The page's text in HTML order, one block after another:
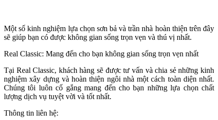
Một số kinh nghiệm lựa chọn sơn bả và trần nhà hoàn thiện trên đây
sẽ giúp bạn có được không gian sống trọn vẹn và thú vị nhất.
Real Classic: Mang đến cho bạn không gian sống trọn vẹn nhất
Tại Real Classic, khách hàng sẽ được tư vấn và chia sẻ những kinh
nghiệm xây dựng và hoàn thiện ngôi nhà một cách toàn diện nhất.
Chúng tôi luôn cố gắng mang đến cho bạn những lựa chọn chất
lượng dịch vụ tuyệt vời và tốt nhất.
Thông tin liên hệ: